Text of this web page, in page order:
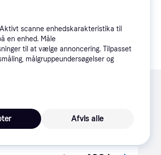
scanne enhedskarakteristika til
en enhed. Måle
til at vælge annoncering. Tilpasset
målgruppeundersøgelser og
Afvis alle